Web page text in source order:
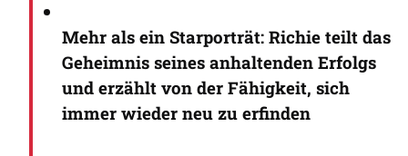
Mehr als ein Starporträt: Richie teilt das
Geheimnis seines anhaltenden Erfolgs
und erzählt von der Fähigkeit, sich
immer wieder neu zu erfinden